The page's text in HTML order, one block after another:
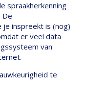
spraakherkenning
De
je inspreekt is (nog)
er veel data
van
te